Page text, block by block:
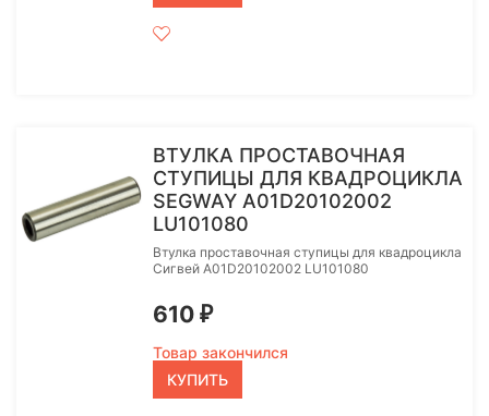
ВТУЛКА ПРОСТАВОЧНАЯ
СТУПИЦЫ ДЛЯ КВАДРОЦИКЛА
SEGWAY A01D20102002
LU101080
Втулка проставочная ступицы для квадроцикла
Сигвей A01D20102002 LU101080
610 ₽
Товар закончился
КУПИТЬ